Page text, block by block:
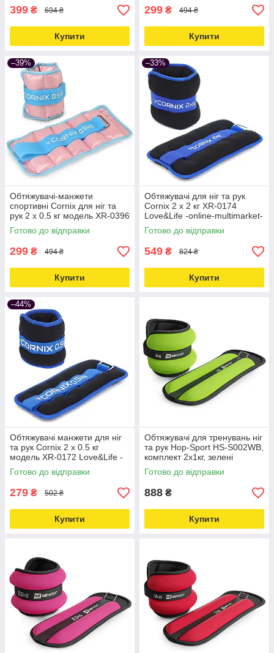
399 ₴ 694 ₴
Купити
299 ₴ 494 ₴
Купити
–39%
Обтяжувачі-манжети
спортивні Cornix для ніг та
рук 2 x 0.5 кг модель XR-0396
Love&Life -online-multimarket-
Готово до відправки
299 ₴ 494 ₴
Купити
–33%
Обтяжувачі для ніг та рук
Cornix 2 x 2 кг XR-0174
Love&Life -online-multimarket-
Готово до відправки
549 ₴ 824 ₴
Купити
–44%
Обтяжувачі манжети для ніг
та рук Cornix 2 x 0.5 кг
модель XR-0172 Love&Life -
online-multimarket-
Готово до відправки
279 ₴ 502 ₴
Купити
Обтяжувачі для тренувань ніг
та рук Hop-Sport HS-S002WB,
комплект 2х1кг, зелені
Love&Life -online-multimarket-
Готово до відправки
888 ₴
Купити